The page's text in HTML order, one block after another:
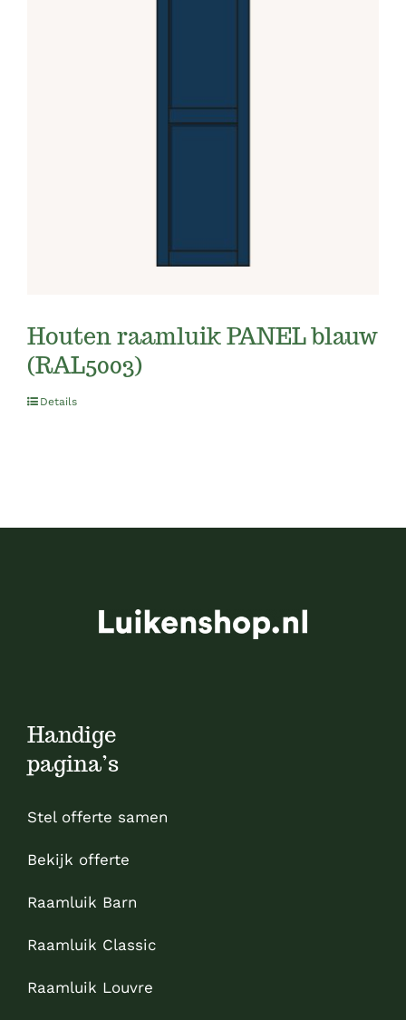
Houten raamluik PANEL blauw
(RAL5003)
Details
Handige
pagina’s
Stel offerte samen
Bekijk offerte
Raamluik Barn
Raamluik Classic
Raamluik Louvre